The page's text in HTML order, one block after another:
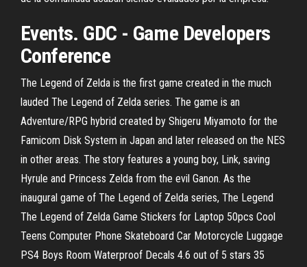
Events. GDC - Game Developers
Conference
The Legend of Zelda is the first game created in the much
lauded The Legend of Zelda series. The game is an
Adventure/RPG hybrid created by Shigeru Miyamoto for the
Famicom Disk System in Japan and later released on the NES
in other areas. The story features a young boy, Link, saving
Hyrule and Princess Zelda from the evil Ganon. As the
inaugural game of The Legend of Zelda series, The Legend
The Legend of Zelda Game Stickers for Laptop 50pcs Cool
Teens Computer Phone Skateboard Car Motorcycle Luggage
PS4 Boys Room Waterproof Decals 4.6 out of 5 stars 35